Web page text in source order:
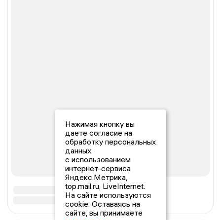
Нажимая кнопку вы
даете согласие на
обработку персональных
данных
с использованием
интернет-сервиса
Яндекс.Метрика,
top.mail.ru, LiveInternet.
На сайте используются
cookie. Оставаясь на
сайте, вы принимаете